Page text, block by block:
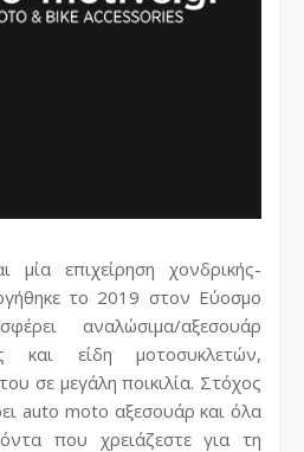
μία επιχείρηση χονδρικής-
το 2019 στον Εύοσμο
αναλώσιμα/αξεσουάρ
και είδη μοτοσυκλετών,
σε μεγάλη ποικιλία. Στόχος
auto moto αξεσουάρ και όλα
που χρειάζεστε για τη